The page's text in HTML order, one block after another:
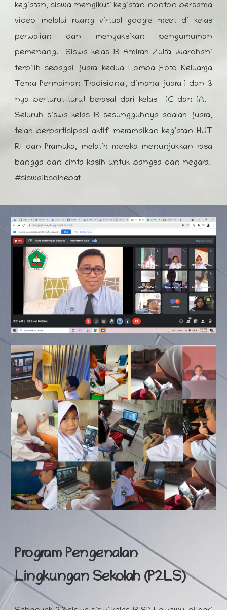
kegiatan, siswa mengikuti kegiatan nonton bersama
video melalui ruang virtual google meet di kelas
perwalian dan menyaksikan pengumuman
pemenang. Siswa kelas 1B Amirah Zulfa Wardhani
terpilih sebagai juara kedua Lomba Foto Keluarga
Tema Permainan Tradisional, dimana juara 1 dan 3
nya berturut-turut berasal dari kelas 1C dan 1A.
Seluruh siswa kelas 1B sesungguhnya adalah juara,
telah berpartisipasi aktif meramaikan kegiatan HUT
RI dan Pramuka, melatih mereka menunjukkan rasa
bangga dan cinta kasih untuk bangsa dan negara.
#siswa1bsdlhebat
Program Pengenalan
Lingkungan Sekolah (P2LS)